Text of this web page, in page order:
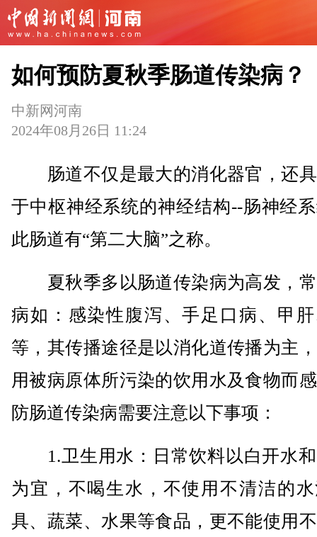
如何预防夏秋季肠道传染病？
中新网河南
2024年08月26日 11:24
肠道不仅是最大的消化器官，还
于中枢神经系统的神经结构--肠神经
此肠道有“第二大脑”之称。
夏秋季多以肠道传染病为高发，
病如：感染性腹泻、手足口病、甲
等，其传播途径是以消化道传播为主
用被病原体所污染的饮用水及食物而
防肠道传染病需要注意以下事项：
1.卫生用水：日常饮料以白开水和
为宜，不喝生水，不使用不清洁的
具、蔬菜、水果等食品，更不能使用